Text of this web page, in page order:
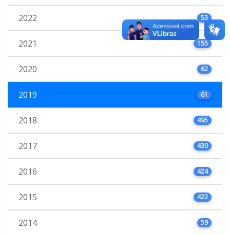
2022 53
2021 155
2020 62
2019 61
2018 495
2017 430
2016 424
2015 422
2014 59